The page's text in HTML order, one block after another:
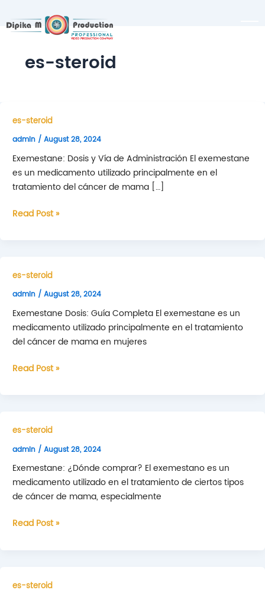
es-steroid
es-steroid
admin / August 28, 2024
Exemestane: Dosis y Vía de Administración El exemestane
es un medicamento utilizado principalmente en el
tratamiento del cáncer de mama […]
Exemestane:
de
Read Post »
es-steroid
admin / August 28, 2024
Exemestane Dosis: Guía Completa El exemestane es un
medicamento utilizado principalmente en el tratamiento
del cáncer de mama en mujeres
Exemestane
Read Post »
es-steroid
admin / August 28, 2024
Exemestane: ¿Dónde comprar? El exemestano es un
medicamento utilizado en el tratamiento de ciertos tipos
de cáncer de mama, especialmente
Exemestane:
Read Post »
es-steroid